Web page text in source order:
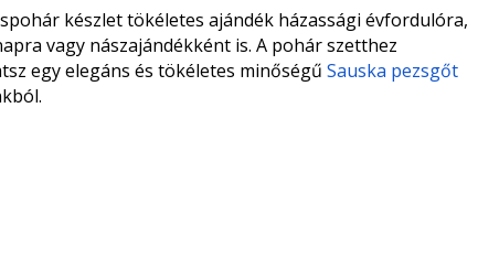
készlet tökéletes ajándék házassági évfordulóra,
vagy nászajándékként is. A pohár szetthez
egy elegáns és tökéletes minőségűSauska pezsgőt